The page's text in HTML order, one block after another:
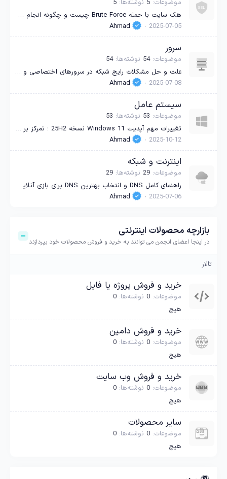
موضوعات 5 نوشته‌ها 5
هک سایت با حمله Brute Force چیست و چگونه انجام می‌شود؟ آموزش کامل شناسایی، پیشگیری و افزایش امنیت سایت
2025-07-05
Ahmad
سرور
موضوعات 54 نوشته‌ها 54
علت و حل مشکلات رایج شبکه در سرورهای اختصاصی و مجازی: راهنمای عملی برطرف‌سازی خطاها
2025-07-08
Ahmad
سیستم عامل
موضوعات 53 نوشته‌ها 53
تغییرات مهم آپدیت Windows 11 نسخه 25H2 ؛ تمرکز بر امنیت، هوش مصنوعی و حذف بخش‌های قدیمی
2025-10-12
Ahmad
اینترنت و شبکه
موضوعات 29 نوشته‌ها 29
راهنمای کامل DNS و انتخاب بهترین DNS برای بازی آنلاین و وبگردی با معرفی سرورهای محبوب ۲۰۲۵
2025-07-06
Ahmad
بازارچه محصولات اینترنتی
در اینجا اعضای انجمن می توانند به خرید و فروش محصولات خود بپردازند
تالار
خرید و فروش پروژه یا فایل
موضوعات 0 نوشته‌ها 0
هیچ
خرید و فروش دامین
موضوعات 0 نوشته‌ها 0
هیچ
خرید و فروش وب سایت
موضوعات 0 نوشته‌ها 0
هیچ
سایر محصولات
موضوعات 0 نوشته‌ها 0
هیچ